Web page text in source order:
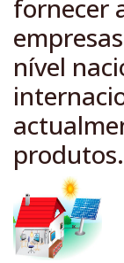
fornecer
nível
produtos.